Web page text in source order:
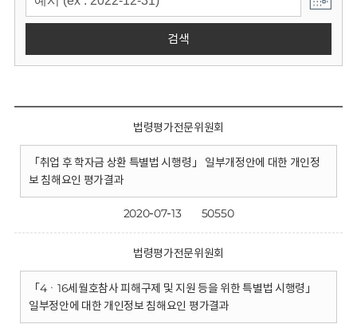
검색
법령평가전문위원회
「취업 후 학자금 상환 특별법 시행령」 일부개정안에 대한 개인정
보 침해요인 평가결과
2020-07-13 50550
법령평가전문위원회
「4ㆍ16세월호참사 피해구제 및 지원 등을 위한 특별법 시행령」
일부정안에 대한 개인정보 침해요인 평가결과